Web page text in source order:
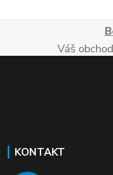
Váš
KONTAKT